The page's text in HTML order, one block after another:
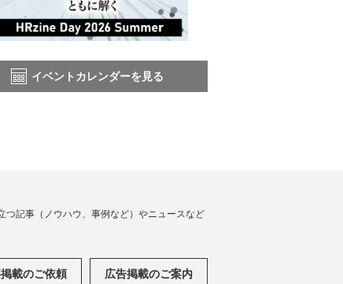
イベントカレンダーを見る
記事（ノウハウ、事例など）やニュースなど
載のご依頼 広告掲載のご案内